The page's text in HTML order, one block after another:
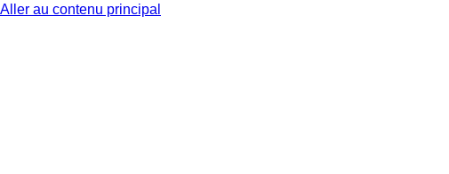
Aller au contenu principal